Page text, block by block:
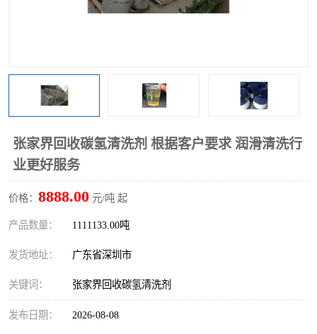
张家界回收碳氢清洗剂 根据客户要求 润滑清洗行
业更好服务
价格： 8888.00 元/吨 起
产品数量： 1111133.00吨
发货地址： 广东省深圳市
关键词： 张家界回收碳氢清洗剂
发布日期： 2026-08-08